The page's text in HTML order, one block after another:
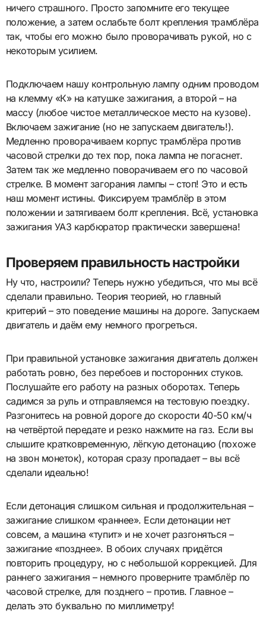
ничего страшного. Просто запомните его текущее
положение, а затем ослабьте болт крепления трамблёра
так, чтобы его можно было проворачивать рукой, но с
некоторым усилием.
Подключаем нашу контрольную лампу одним проводом
на клемму «К» на катушке зажигания, а второй – на
массу (любое чистое металлическое место на кузове).
Включаем зажигание (но не запускаем двигатель!).
Медленно проворачиваем корпус трамблёра против
часовой стрелки до тех пор, пока лампа не погаснет.
Затем так же медленно поворачиваем его по часовой
стрелке. В момент загорания лампы – стоп! Это и есть
наш момент истины. Фиксируем трамблёр в этом
положении и затягиваем болт крепления. Всё, установка
зажигания УАЗ карбюратор практически завершена!
Проверяем правильность настройки
Ну что, настроили? Теперь нужно убедиться, что мы всё
сделали правильно. Теория теорией, но главный
критерий – это поведение машины на дороге. Запускаем
двигатель и даём ему немного прогреться.
При правильной установке зажигания двигатель должен
работать ровно, без перебоев и посторонних стуков.
Послушайте его работу на разных оборотах. Теперь
садимся за руль и отправляемся на тестовую поездку.
Разгонитесь на ровной дороге до скорости 40-50 км/ч
на четвёртой передате и резко нажмите на газ. Если вы
слышите кратковременную, лёгкую детонацию (похоже
на звон монеток), которая сразу пропадает – вы всё
сделали идеально!
Если детонация слишком сильная и продолжительная –
зажигание слишком «раннее». Если детонации нет
совсем, а машина «тупит» и не хочет разгоняться –
зажигание «позднее». В обоих случаях придётся
повторить процедуру, но с небольшой коррекцией. Для
раннего зажигания – немного проверните трамблёр по
часовой стрелке, для позднего – против. Главное –
делать это буквально по миллиметру!